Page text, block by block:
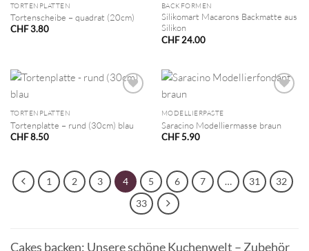
TORTENPLATTEN
Tortenscheibe – quadrat (20cm)
CHF3.80
BACKFORMEN
Silikomart Macarons Backmatte aus
Silikon
CHF24.00
TORTENPLATTEN
Tortenplatte – rund (30cm) blau
CHF8.50
MODELLIERPASTE
Saracino Modelliermasse braun
CHF5.90
1 2 3 4 5 6 7 … 31
32
33
Cakes backen: Unsere schöne Kuchenwelt – Zubehör